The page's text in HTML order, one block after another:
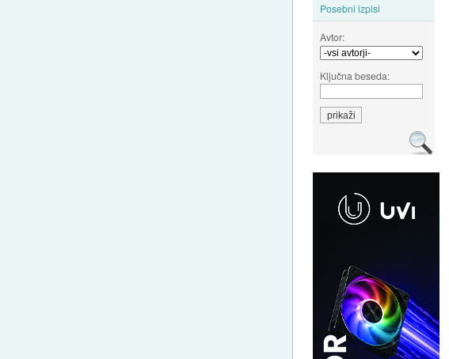
Posebni izpisi
Avtor:
Ključna beseda: